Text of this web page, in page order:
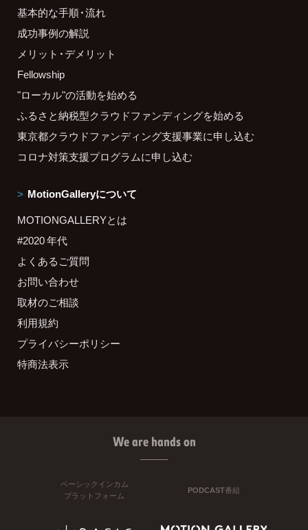
基本的な手順・流れ
成功事例の解説
メリット・デメリット
Fellowship
"ローカル"の活動を始める
ふるさと納税型クラウドファンディングを始める
東京都クラウドファンディング支援事業に申し込む
コロナ対策支援プログラムに申し込む
MotionGalleryについて
MOTIONGALLERYとは
#2020 年代
よくあるご質問
お問い合わせ
取材のご相談
利用規約
プライバシーポリシー
特商法表示
We are hands on
ベーシックインカム
プラットフォーム
PODCAST番組